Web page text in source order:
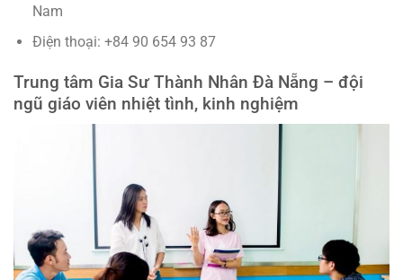
Nam
Điện thoại: +84 90 654 93 87
Trung tâm Gia Sư Thành Nhân Đà Nẵng – đội
ngũ giáo viên nhiệt tình, kinh nghiệm